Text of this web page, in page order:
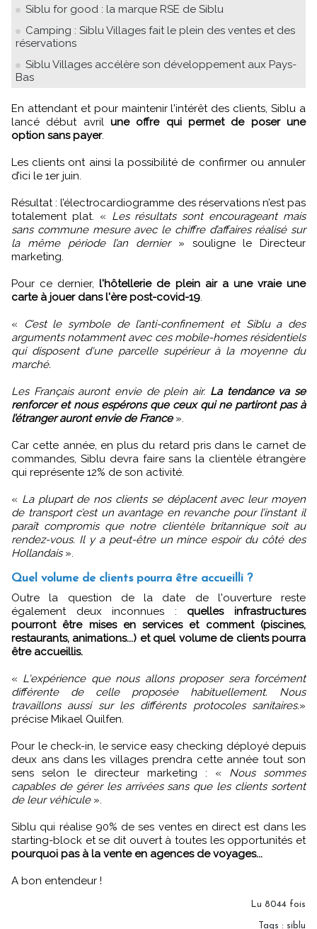
Siblu for good : la marque RSE de Siblu
Camping : Siblu Villages fait le plein des ventes et des
réservations
Siblu Villages accélère son développement aux Pays-
Bas
En attendant et pour maintenir l'intérêt des clients, Siblu a
lancé début avril une offre qui permet de poser une
option sans payer.
Les clients ont ainsi la possibilité de confirmer ou annuler
d’ici le 1er juin.
Résultat : l’électrocardiogramme des réservations n’est pas
totalement plat. « Les résultats sont encourageant mais
sans commune mesure avec le chiffre d’affaires réalisé sur
la même période l’an dernier» souligne le Directeur
marketing.
Pour ce dernier,l'hôtellerie de plein air a une vraie une
carte à jouer dans l'ère post-covid-19.
« C’est le symbole de l’anti-confinement et Siblu a des
arguments notamment avec ces mobile-homes résidentiels
qui disposent d'une parcelle supérieur à la moyenne du
marché.
Les Français auront envie de plein air. La tendance va se
renforcer et nous espérons que ceux qui ne partiront pas à
l’étranger auront envie de France ».
Car cette année, en plus du retard pris dans le carnet de
commandes, Siblu devra faire sans la clientèle étrangère
qui représente 12% de son activité.
« La plupart de nos clients se déplacent avec leur moyen
de transport c’est un avantage en revanche pour l’instant il
paraît compromis que notre clientèle britannique soit au
rendez-vous. Il y a peut-être un mince espoir du côté des
Hollandais ».
Quel volume de clients pourra être accueilli ?
Outre la question de la date de l'ouverture reste
également deux inconnues : quelles infrastructures
pourront être mises en services et comment (piscines,
restaurants, animations...) et quel volume de clients pourra
être accueillis.
« L'expérience que nous allons proposer sera forcément
différente de celle proposée habituellement. Nous
travaillons aussi sur les différents protocoles sanitaires.»
précise Mikael Quilfen.
Pour le check-in, le service easy checking déployé depuis
deux ans dans les villages prendra cette année tout son
sens selon le directeur marketing : « Nous sommes
capables de gérer les arrivées sans que les clients sortent
de leur véhicule ».
Siblu qui réalise 90% de ses ventes en direct est dans les
starting-block et se dit ouvert à toutes les opportunités et
pourquoi pas à la vente en agences de voyages...
A bon entendeur !
Lu 8044 fois
Tags : siblu